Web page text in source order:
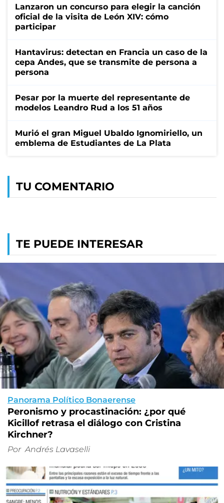
Lanzaron un concurso para elegir la canción
oficial de la visita de León XIV: cómo
participar
Hantavirus: detectan en Francia un caso de la
cepa Andes, que se transmite de persona a
persona
Pesar por la muerte del representante de
modelos Leandro Rud a los 51 años
Murió el gran Miguel Ubaldo Ignomiriello, un
emblema de Estudiantes de La Plata
TU COMENTARIO
TE PUEDE INTERESAR
Panorama Político Bonaerense
Peronismo y procastinación: ¿por qué
Kicillof retrasa el diálogo con Cristina
Kirchner?
Por Andrés Lavaselli